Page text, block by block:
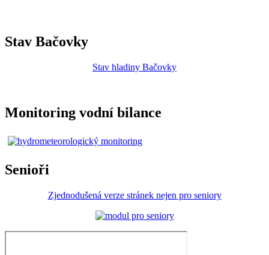
Stav Bačovky
Stav hladiny Bačovky
Monitoring vodní bilance
Senioři
Zjednodušená verze stránek nejen pro seniory